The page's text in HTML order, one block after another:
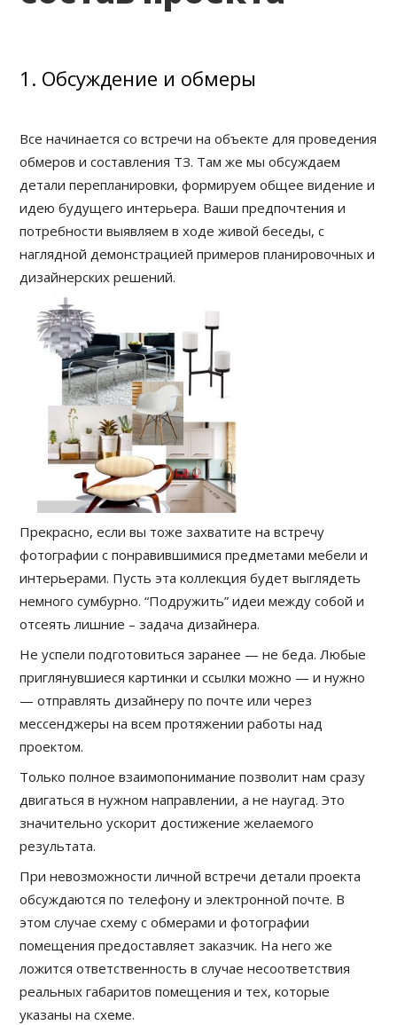
1. Обсуждение и обмеры
Все начинается со встречи на объекте для проведения
обмеров и составления ТЗ. Там же мы обсуждаем
детали перепланировки, формируем общее видение и
идею будущего интерьера. Ваши предпочтения и
потребности выявляем в ходе живой беседы, с
наглядной демонстрацией примеров планировочных и
дизайнерских решений.
Прекрасно, если вы тоже захватите на встречу
фотографии с понравившимися предметами мебели и
интерьерами. Пусть эта коллекция будет выглядеть
немного сумбурно. “Подружить” идеи между собой и
отсеять лишние – задача дизайнера.
Не успели подготовиться заранее — не беда. Любые
приглянувшиеся картинки и ссылки можно — и нужно
— отправлять дизайнеру по почте или через
мессенджеры на всем протяжении работы над
проектом.
Только полное взаимопонимание позволит нам сразу
двигаться в нужном направлении, а не наугад. Это
значительно ускорит достижение желаемого
результата.
При невозможности личной встречи детали проекта
обсуждаются по телефону и электронной почте. В
этом случае схему с обмерами и фотографии
помещения предоставляет заказчик. На него же
ложится ответственность в случае несоответствия
реальных габаритов помещения и тех, которые
указаны на схеме.